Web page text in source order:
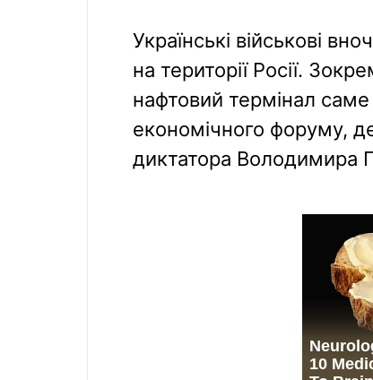
Українські військові
на території Росії.
нафтовий термінал
економічного форуму,
диктатора Володимира